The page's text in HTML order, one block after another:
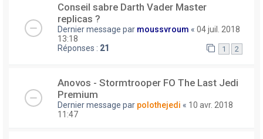
Conseil sabre Darth Vader Master
replicas ?
Dernier message par moussvroum « 04 juil. 2018
13:18
Réponses : 21 1 2
Anovos - Stormtrooper FO The Last Jedi
Premium
Dernier message par polothejedi « 10 avr. 2018
11:47